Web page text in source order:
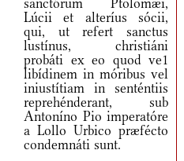
sanctórum Ptolomæi,
Lúcii et alteríus sócii,
qui, ut refert sanctus
lustínus, christiáni
probáti ex eo quod ve1
libídinem in móribus vel
iniustítiam in senténtiis
reprehénderant, sub
Antoníno Pio imperatóre
a Lollo Urbico præfécto
condemnáti sunt.